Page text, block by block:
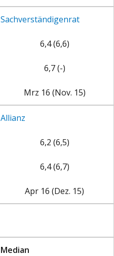
Sachverständigenrat
6,4 (6,6)
6,7 (-)
Mrz 16 (Nov. 15)
Allianz
6,2 (6,5)
6,4 (6,7)
Apr 16 (Dez. 15)
Median